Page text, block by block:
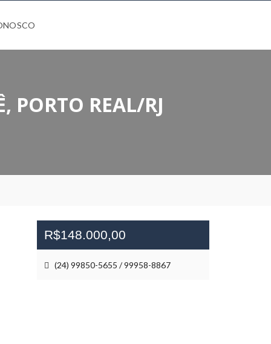
PORTO REAL/RJ
R$148.000,00
(24) 99850-5655 / 99958-8867